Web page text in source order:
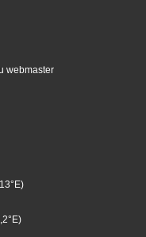
webmaster